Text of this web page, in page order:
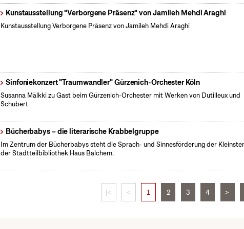
Kunstausstellung "Verborgene Präsenz" von Jamileh Mehdi Araghi
Kunstausstellung Verborgene Präsenz von Jamileh Mehdi Araghi
Sinfoniekonzert "Traumwandler" Gürzenich-Orchester Köln
Susanna Mälkki zu Gast beim Gürzenich-Orchester mit Werken von Dutilleux und
Schubert
Bücherbabys – die literarische Krabbelgruppe
Im Zentrum der Bücherbabys steht die Sprach- und Sinnesförderung der
der Stadtteilbibliothek Haus Balchem.
|< < 1 2 3 4 >